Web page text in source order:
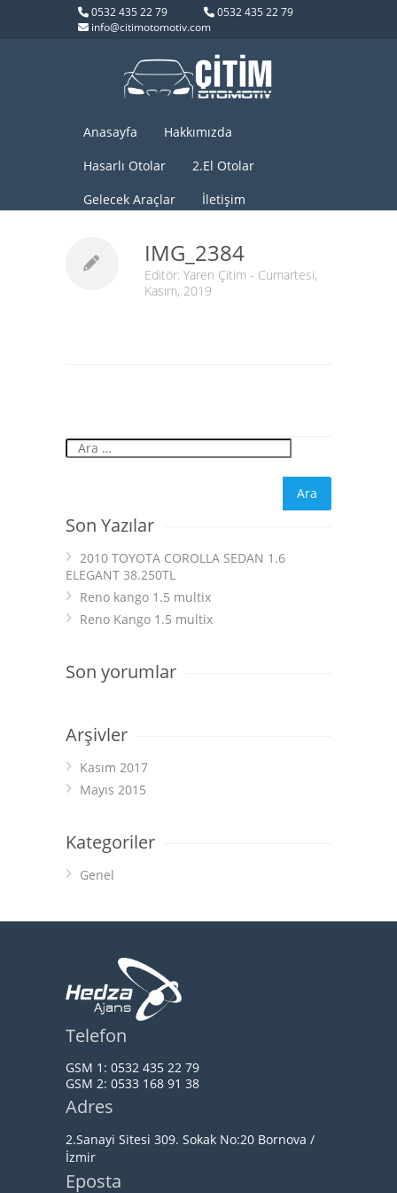
0532 435 22 79
0532 435 22 79
info@citimotomotiv.com
Anasayfa
Hakkımızda
Hasarlı Otolar
2.El Otolar
Gelecek Araçlar
İletişim
IMG_2384
Editör: Yaren Çitim - Cumartesi,
Kasım, 2019
Son Yazılar
2010 TOYOTA COROLLA SEDAN 1.6
ELEGANT 38.250TL
Reno kango 1.5 multix
Reno Kango 1.5 multix
Son yorumlar
Arşivler
Kasım 2017
Mayıs 2015
Kategoriler
Genel
Telefon
GSM 1: 0532 435 22 79
GSM 2: 0533 168 91 38
Adres
2.Sanayi Sitesi 309. Sokak No:20 Bornova /
İzmir
Eposta